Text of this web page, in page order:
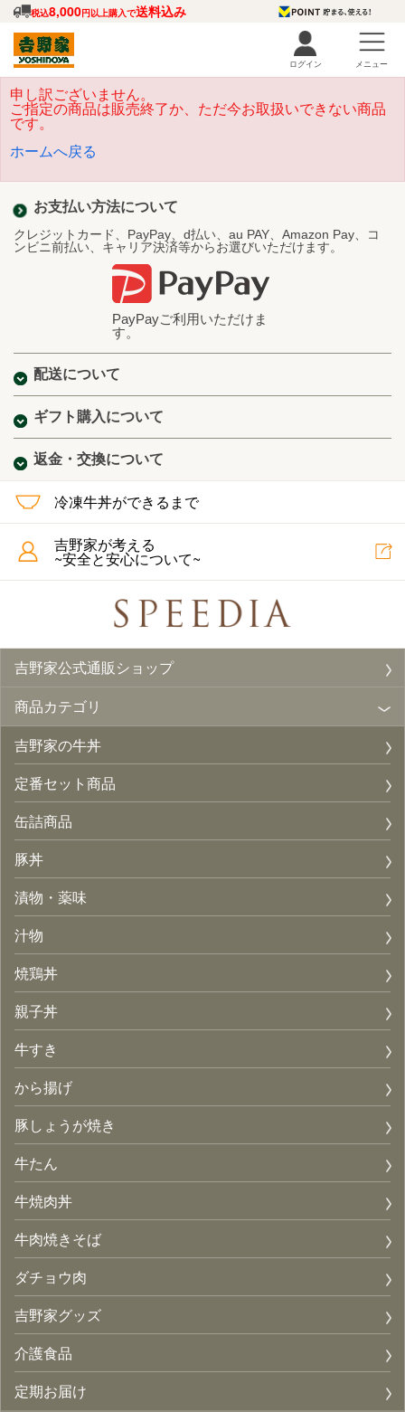
税込8,000円以上購入で送料込み
ログイン メニュー
申し訳ございません。
ご指定の商品は販売終了か、ただ今お取扱いできない商品
です。
ホームへ戻る
お支払い方法について
クレジットカード、PayPay、d払い、au PAY、Amazon Pay、コ
ンビニ前払い、キャリア決済等からお選びいただけます。
PayPayご利用いただけま
す。
配送について
ギフト購入について
返金・交換について
冷凍牛丼ができるまで
吉野家が考える
~安全と安心について~
吉野家公式通販ショップ
商品カテゴリ
吉野家の牛丼
定番セット商品
缶詰商品
豚丼
漬物・薬味
汁物
焼鶏丼
親子丼
牛すき
から揚げ
豚しょうが焼き
牛たん
牛焼肉丼
牛肉焼きそば
ダチョウ肉
吉野家グッズ
介護食品
定期お届け